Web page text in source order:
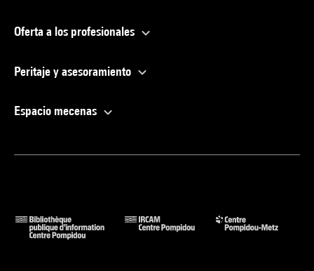
Oferta a los profesionales
Peritaje y asesoramiento
Espacio mecenas